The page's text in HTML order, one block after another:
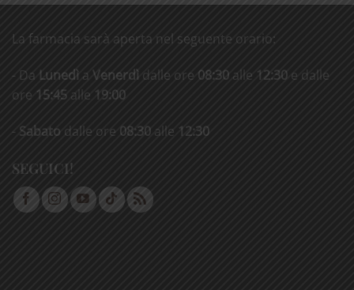
La farmacia sarà aperta nel seguente orario:
- Da Lunedì a Venerdì dalle ore 08:30 alle 12:30 e dalle
ore 15:45 alle 19:00
- Sabato dalle ore 08:30 alle 12:30
SEGUICI!